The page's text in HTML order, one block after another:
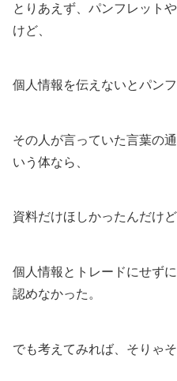
とりあえず、パンフレット
けど、
個人情報を伝えないとパン
その人が言っていた言葉の
いう体なら、
資料だけほしかったんだけど
個人情報とトレードにせず
認めなかった。
でも考えてみれば、そりゃそ